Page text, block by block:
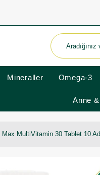
Mineraller Omega-3
Anne
MultiVitamin 30 Tablet 10